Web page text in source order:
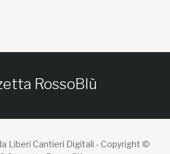
RossoBlù
Liberi Cantieri Digitali - Copyright ©